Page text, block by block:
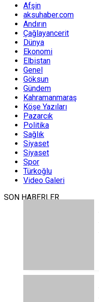
Afşin
aksuhaber.com
Andırın
Çağlayancerit
Dünya
Ekonomi
Elbistan
Genel
Göksun
Gündem
Kahramanmaraş
Köşe Yazıları
Pazarcık
Politika
Sağlık
Siyaset
Siyaset
Spor
Türkoğlu
Video Galeri
SON HABERLER